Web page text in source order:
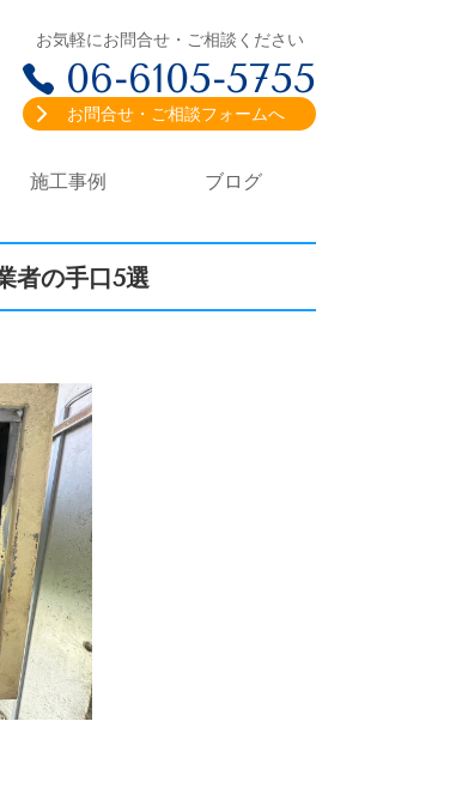
お気軽にお問合せ・ご相談ください
06-6105-5755
お問合せ・ご相談フォームへ
施工事例 ブログ
者の手口5選